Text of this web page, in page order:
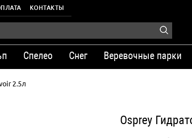
КОНТАКТЫ
Спелео Снег Веревочные парки
2.5л
Osprey